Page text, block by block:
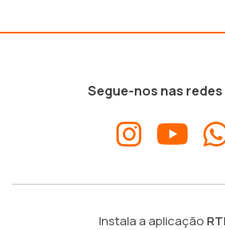
Segue-nos nas
Instala a aplicação